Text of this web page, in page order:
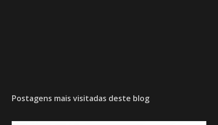
Postagens mais visitadas deste blog